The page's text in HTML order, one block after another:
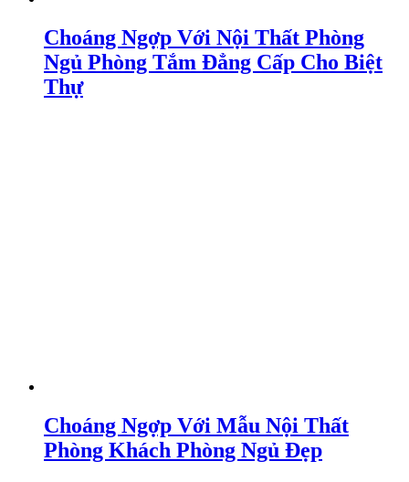
Choáng Ngợp Với Nội Thất Phòng
Ngủ Phòng Tắm Đẳng Cấp Cho Biệt
Thự
Choáng Ngợp Với Mẫu Nội Thất
Phòng Khách Phòng Ngủ Đẹp